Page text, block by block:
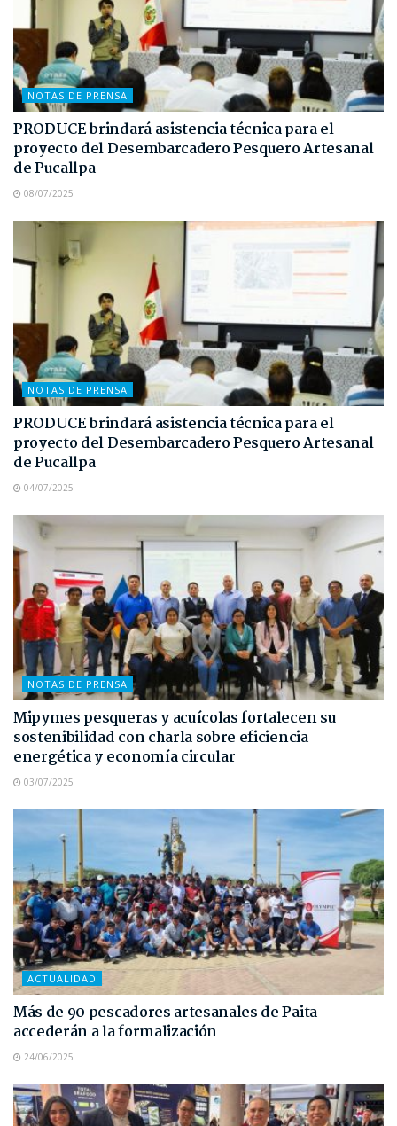
NOTAS DE PRENSA
PRODUCE brindará asistencia técnica para el
proyecto del Desembarcadero Pesquero Artesanal
de Pucallpa
08/07/2025
NOTAS DE PRENSA
PRODUCE brindará asistencia técnica para el
proyecto del Desembarcadero Pesquero Artesanal
de Pucallpa
04/07/2025
NOTAS DE PRENSA
Mipymes pesqueras y acuícolas fortalecen su
sostenibilidad con charla sobre eficiencia
energética y economía circular
03/07/2025
ACTUALIDAD
Más de 90 pescadores artesanales de Paita
accederán a la formalización
24/06/2025